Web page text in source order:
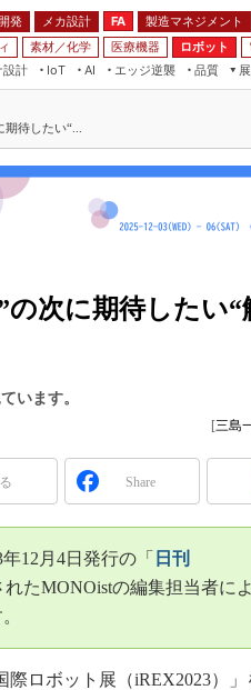
発 メカ設計 FA 製造マネジメント
素材／化学 医療機器 ロボット
設計
IoT
AI
エッジ逆襲 品質
JIMTOF
組込み/エッジ コンピューティング
展＆IoT/5Gソリューション展
TECHNO-FRONTIER
AUTOMOTIVE WORLD
つながるクルマ
5G
VR／AR
フィールドサービス
組み込み画像技術
無償設計ツール
3Dプリンタ
製造業ビッグデータ
製造マネジメント
モビリティ
待したい“...
次に期待したい“
います。
[三島
Share
12月4日発行の「 日刊
たMONOistの編集担当者に
際ロボット展（iREX2023）